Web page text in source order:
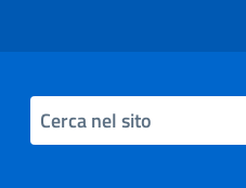
Cerca nel sito